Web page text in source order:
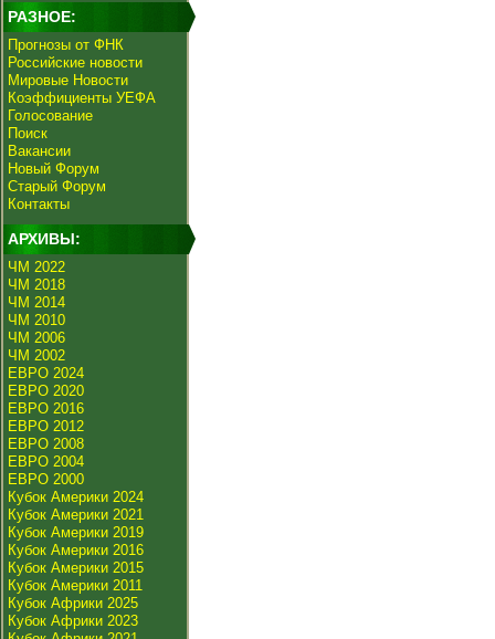
РАЗНОЕ:
Прогнозы от ФНК
Российские новости
Мировые Новости
Коэффициенты УЕФА
Голосование
Поиск
Вакансии
Новый Форум
Старый Форум
Контакты
АРХИВЫ:
ЧМ 2022
ЧМ 2018
ЧМ 2014
ЧМ 2010
ЧМ 2006
ЧМ 2002
ЕВРО 2024
ЕВРО 2020
ЕВРО 2016
ЕВРО 2012
ЕВРО 2008
ЕВРО 2004
ЕВРО 2000
Кубок Америки 2024
Кубок Америки 2021
Кубок Америки 2019
Кубок Америки 2016
Кубок Америки 2015
Кубок Америки 2011
Кубок Африки 2025
Кубок Африки 2023